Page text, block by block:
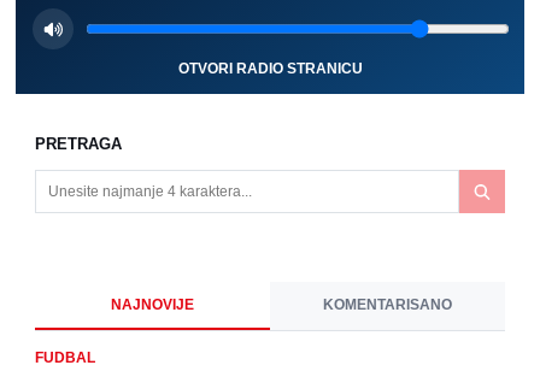
OTVORI RADIO STRANICU
PRETRAGA
NAJNOVIJE KOMENTARISANO
FUDBAL